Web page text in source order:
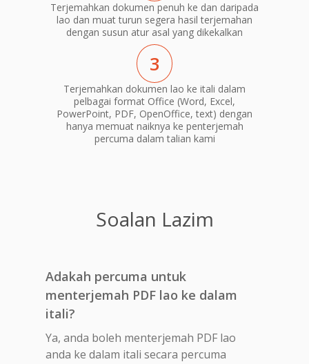
Terjemahkan dokumen penuh ke dan daripada
lao dan muat turun segera hasil terjemahan
dengan susun atur asal yang dikekalkan
3
Terjemahkan dokumen lao ke itali dalam
pelbagai format Office (Word, Excel,
PowerPoint, PDF, OpenOffice, text) dengan
hanya memuat naiknya ke penterjemah
percuma dalam talian kami
Soalan Lazim
Adakah percuma untuk
menterjemah PDF lao ke dalam
itali?
Ya, anda boleh menterjemah PDF lao
anda ke dalam itali secara percuma